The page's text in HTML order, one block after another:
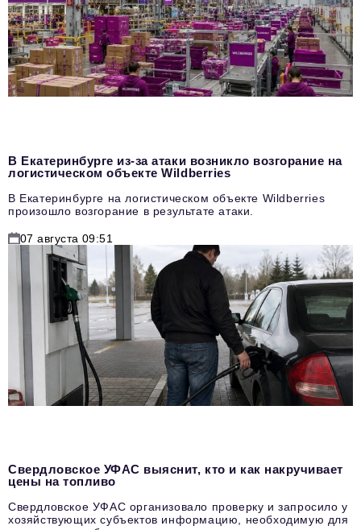
В Екатеринбурге из-за атаки возникло возгорание на
логистическом объекте Wildberries
В Екатеринбурге на логистическом объекте Wildberries
произошло возгорание в результате атаки.
07 августа 09:51
Свердловское УФАС выяснит, кто и как накручивает
цены на топливо
Свердловское УФАС организовало проверку и запросило у
хозяйствующих субъектов информацию, необходимую для